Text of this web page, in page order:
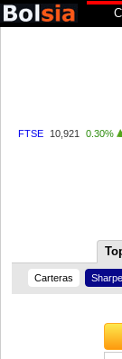
FTSE 10,921 0.30%
Carteras